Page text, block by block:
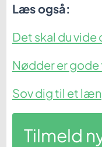
Læs også:
Det skal du vide
Nødder er
Sov dig til et
Tilmeld